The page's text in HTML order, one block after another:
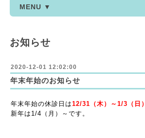
MENU ▼
お知らせ
2020-12-01 12:02:00
年末年始のお知らせ
年末年始の休診日は12/31（木）～1/3（日）
新年は1/4（月）～です。